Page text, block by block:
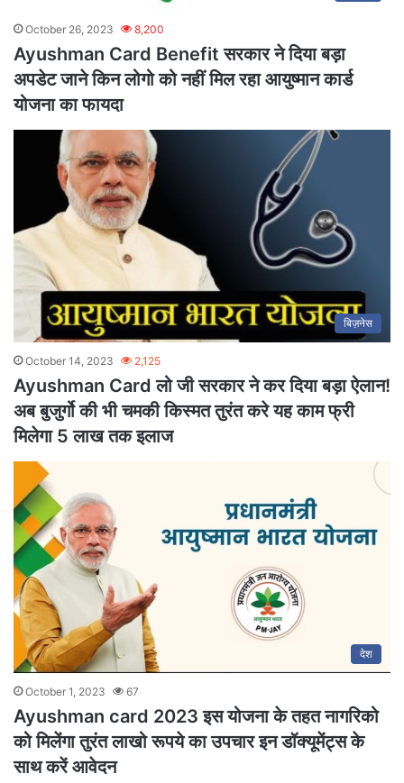
October 26, 2023 8,200
Ayushman Card Benefit सरकार ने दिया बड़ा
अपडेट जाने किन लोगो को नहीं मिल रहा आयुष्मान कार्ड
योजना का फायदा
बिज़नेस
October 14, 2023 2,125
Ayushman Card लो जी सरकार ने कर दिया बड़ा ऐलान!
अब बुजुर्गो की भी चमकी किस्मत तुरंत करे यह काम फ्री
मिलेगा 5 लाख तक इलाज
देश
October 1, 2023 67
Ayushman card 2023 इस योजना के तहत नागरिको
को मिलेंगा तुरंत लाखो रूपये का उपचार इन डॉक्यूमेंट्स के
साथ करें आवेदन